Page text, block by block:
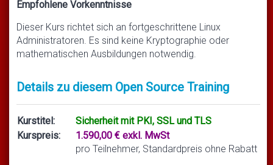
Empfohlene Vorkenntnisse
Dieser Kurs richtet sich an fortgeschrittene Linux
Administratoren. Es sind keine Kryptographie oder
mathematischen Ausbildungen notwendig.
Details zu diesem Open Source Training
Kurstitel:
Sicherheit mit PKI, SSL und TLS
Kurspreis:
1.590,00 € exkl. MwSt
pro Teilnehmer, Standardpreis ohne Rabatt